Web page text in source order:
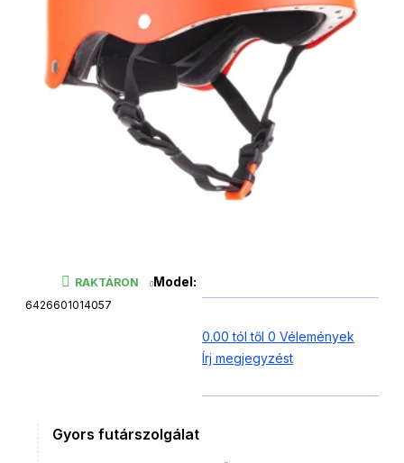
RAKTÁRON Model:
6426601014057
0.00 tól től 0 Vélemények
Írj megjegyzést
Gyors futárszolgálat